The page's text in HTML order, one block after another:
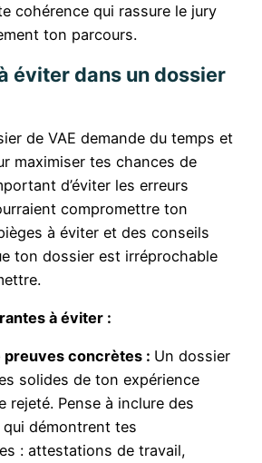
cohérence qui rassure le jury
ton parcours.
éviter dans un dossier
de VAE demande du temps et
maximiser tes chances de
d’éviter les erreurs
compromettre ton
à éviter et des conseils
ton dossier est irréprochable
à éviter :
preuves concrètes : Un dossier
solides de ton expérience
rejeté. Pense à inclure des
démontrent tes
: attestations de travail,